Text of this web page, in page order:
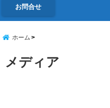
お問合せ
ホーム
メディア